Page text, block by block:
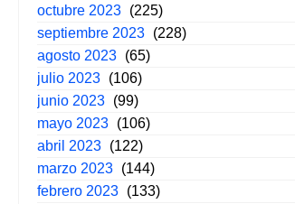
octubre 2023 (225)
septiembre 2023 (228)
agosto 2023 (65)
julio 2023 (106)
junio 2023 (99)
mayo 2023 (106)
abril 2023 (122)
marzo 2023 (144)
febrero 2023 (133)